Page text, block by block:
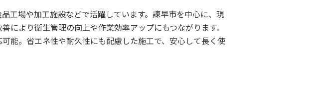
工場や加工施設などで活躍しています。諫早市を中心に、現
により衛生管理の向上や作業効率アップにもつながります。
能。省エネ性や耐久性にも配慮した施工で、安心して長く使